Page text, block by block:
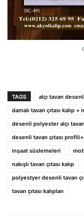
TAGS alçı tavan
damalı tavan çıtası kalıp +
desenli polyester alçı tavan
desenli tavan çıtası
inşaat süslemeleri
nakışlı tavan çıtası kalıp
polyestyer desenli tavan
tavan çıtası kalıpları